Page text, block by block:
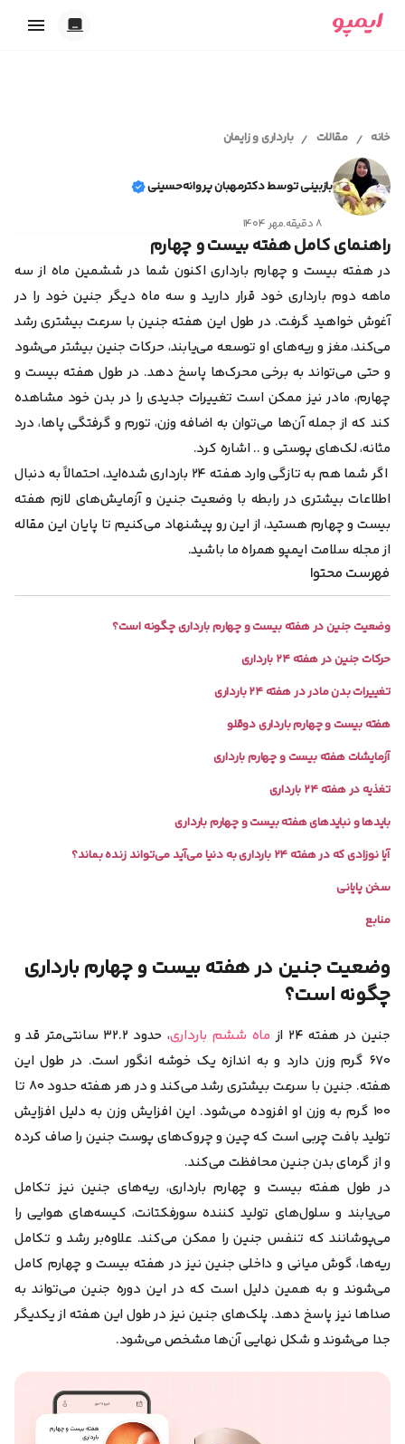
پریود و پیشگیری
اقدام به بارداری
شیردهی
همدلی
ابزارهای آنلاین
محاسبه سن بارداری و تقویم بارداری
تست حاملگی آنلاین
محاسبه آنلاین تخمک گذاری
محاسبه آنلاین سیکل قاعدگی
ابزار انتخاب اسم دختر
ابزار انتخاب اسم پسر
تست ژنتیک قبل از بارداری
مجله سلامت
اقدام به بارداری
بارداری و زایمان
پیشگیری از بارداری
پریود و قاعدگی
سکس‌تراپی
روانشناسی
سلامت بانوان
سلامت آقایان
همدلی و رابطه عاطفی
بیماری‌ها
خودمراقبتی
کلینیک سلامت
ایمپو آقایان
خانه / مقالات / بارداری و زایمان
بازبینی توسط دکترمهبان پروانه‌حسینی
۸ دقیقه .مهر ۱۴۰۴
راهنمای کامل هفته بیست و چهارم
در هفته بیست و چهارم بارداری اکنون شما در ششمین ماه از سه
ماهه دوم بارداری خود قرار دارید و سه ماه دیگر جنین خود را در
آغوش خواهید گرفت. در طول این هفته جنین با سرعت بیشتری رشد
می‌کند، مغز و ریه‌های او توسعه می‌یابند، حرکات جنین بیشتر می‌شود
و حتی می‌تواند به برخی محرک‌ها پاسخ دهد. در طول هفته بیست و
چهارم، مادر نیز ممکن است تغییرات جدیدی را در بدن خود مشاهده
کند که از جمله آن‌ها می‌توان به اضافه وزن، تورم و گرفتگی پاها، درد
مثانه، لک‌های پوستی و .. اشاره کرد.
اگر شما هم به تازگی وارد هفته ۲۴ بارداری شده‌اید، احتمالاً به دنبال
اطلاعات بیشتری در رابطه با وضعیت جنین و آزمایش‌های لازم هفته
بیست و چهارم هستید، از این رو پیشنهاد می‌کنیم تا پایان این مقاله
از مجله سلامت ایمپو همراه ما باشید.
فهرست محتوا
وضعیت جنین در هفته بیست و چهارم بارداری چگونه است؟
حرکات جنین در هفته ۲۴ بارداری
تغییرات بدن مادر در هفته ۲۴ بارداری
هفته بیست و چهارم بارداری دوقلو
آزمایشات هفته بیست و چهارم بارداری
تغذیه در هفته ۲۴ بارداری
بایدها و نبایدهای هفته بیست و چهارم بارداری
آیا نوزادی که در هفته ۲۴ بارداری به دنیا می‌آید می‌تواند زنده بماند؟
سخن پایانی
منابع
وضعیت جنین در هفته بیست و چهارم بارداری
چگونه است؟
جنین در هفته ۲۴ از ماه ششم بارداری
، حدود ۳۲.۲ سا‌نتی‌متر قد و
۶۷۰ گرم وزن دارد و به اندازه یک خوشه انگور است. در طول این
هفته. جنین با سرعت بیشتری رشد می‌کند و در هر هفته حدود ۸۰ تا
۱۰۰ گرم به وزن او افزوده می‌شود. این افزایش وزن به دلیل افزایش
تولید بافت چربی است که چین و چروک‌های پوست جنین را صاف کرده
و از گرمای بدن جنین محافظت می‌کند.
در طول هفته بیست و چهارم بارداری، ریه‌های جنین نیز تکامل
می‌یابند و سلول‌‌های تولید کننده سورفکتانت، کیسه‌های هوایی را
می‌پوشانند که تنفس‌ جنین را ممکن می‌کند. علاوه‌بر رشد و تکامل
ریه‌ها، گوش میانی و داخلی جنین نیز در هفته بیست و چهارم کامل
می‌شوند و به همین دلیل است که در این دوره جنین می‌تواند به
صداها نیز پاسخ دهد. پلک‌های جنین نیز در طول این هفته از یکدیگر
جدا می‌شوند و شکل نهایی آن‌ها مشخص می‌شود.